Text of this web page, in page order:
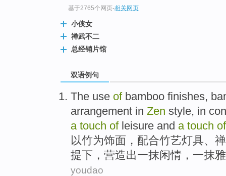
基于2765个网页-相关网页
小侠女
禅武不二
总经销片馆
双语例句
The use of bamboo finishes,
arrangement in Zen style, in
a touch of leisure and a touch of
以竹为饰面，配合竹艺灯具、
提下， 营造出一抹闲情 ，一抹
youdao